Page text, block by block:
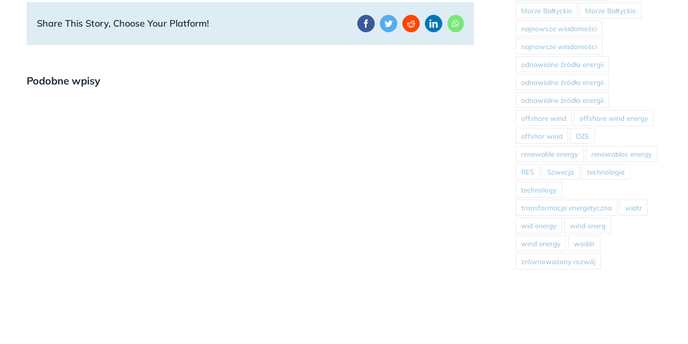
Share This Story, Choose Your Platform! FacebookTwitterRedditLinkedInWhatsApp
Podobne wpisy
Morze Bałtyckie Morze Bałtyckie
najnowsze wiadomości
najnowsze wiadomości
odnawialne źródła energii
odnawialne źródła energii
odnawialne źródła energii
offshore wind offshore wind energy
offshor wind OZE
renewable energy renewables energy
RES Szwecja technologia
technology
transformacja energetyczna wiatr
wid energy wind energ
wind energy wodór
zrównoważony rozwój